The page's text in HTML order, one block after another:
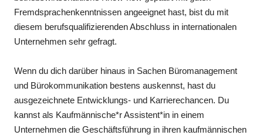
Fremdsprachenkenntnissen angeeignet hast, bist du mit
diesem berufsqualifizierenden Abschluss in internationalen
Unternehmen sehr gefragt.
Wenn du dich darüber hinaus in Sachen Büromanagement
und Bürokommunikation bestens auskennst, hast du
ausgezeichnete Entwicklungs- und Karrierechancen. Du
kannst als Kaufmännische*r Assistent*in in einem
Unternehmen die Geschäftsführung in ihren kaufmännischen